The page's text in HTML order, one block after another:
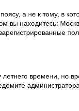
а не к тому, в
вы находитесь:
летнего времени, но